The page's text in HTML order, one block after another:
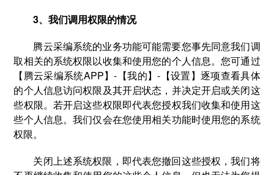
3、我们调用权限的情况
腾云采编系统的业务功能可能需要您事先同意我们调
取相关的系统权限以收集和使用您的个人信息。您可通过
【腾云采编系统APP】-【我的】-【设置】逐项查看具体
的个人信息访问权限及其开启状态，并决定开启或关闭这
些权限。若开启这些权限即代表您授权我们收集和使用这
些个人信息。我们仅会在您使用相关功能时使用您的系统
权限。
关闭上述系统权限，即代表您撤回这些授权，我们将